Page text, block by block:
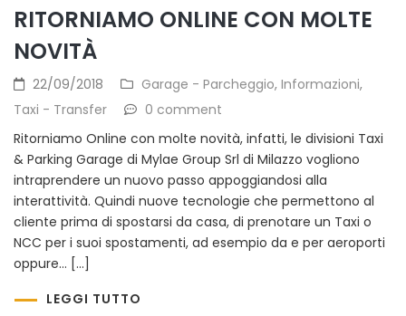
RITORNIAMO ONLINE CON MOLTE
NOVITÀ
22/09/2018 Garage - Parcheggio, Informazioni,
Taxi - Transfer
0 comment
Ritorniamo Online con molte novità, infatti, le divisioni Taxi
& Parking Garage di Mylae Group Srl di Milazzo vogliono
intraprendere un nuovo passo appoggiandosi alla
interattività. Quindi nuove tecnologie che permettono al
cliente prima di spostarsi da casa, di prenotare un Taxi o
NCC per i suoi spostamenti, ad esempio da e per aeroporti
oppure… […]
LEGGI TUTTO